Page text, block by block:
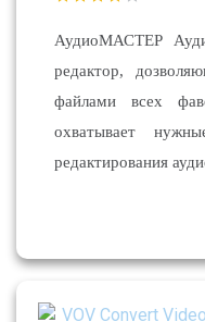
АудиоМАСТЕР
редактор,
файлами всех
охватывает
редактирования